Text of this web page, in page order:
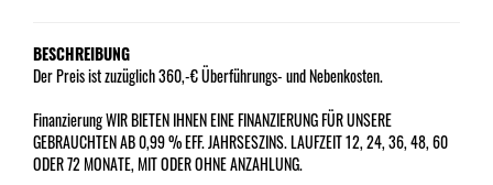
BESCHREIBUNG
Der Preis ist zuzüglich 360,-€ Überführungs- und Nebenkosten.
Finanzierung WIR BIETEN IHNEN EINE FINANZIERUNG FÜR UNSERE
GEBRAUCHTEN AB 0,99 % EFF. JAHRSESZINS. LAUFZEIT 12, 24, 36, 48, 60
ODER 72 MONATE, MIT ODER OHNE ANZAHLUNG.